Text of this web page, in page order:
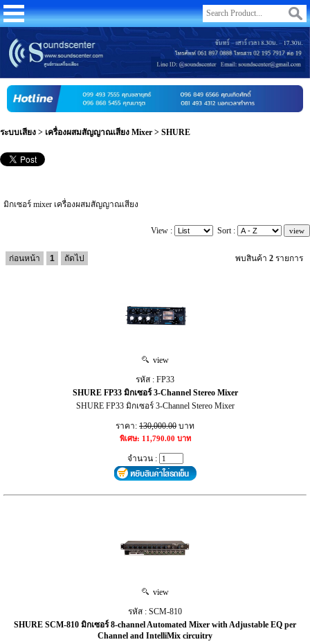
ระบบเสียง > เครื่องผสมสัญญาณเสียง Mixer > SHURE
มิกเซอร์ mixer เครื่องผสมสัญญาณเสียง
View : Sort :
ก่อนหน้า 1 ถัดไป พบสินค้า 2 รายการ
view
รหัส : FP33
SHURE FP33 มิกเซอร์ 3-Channel Stereo Mixer
SHURE FP33 มิกเซอร์ 3-Channel Stereo Mixer
ราคา: 130,000.00 บาท
พิเศษ: 11,790.00 บาท
จำนวน :
view
รหัส : SCM-810
SHURE SCM-810 มิกเซอร์ 8-channel Automated Mixer with Adjustable EQ per
Channel and IntelliMix circuitry